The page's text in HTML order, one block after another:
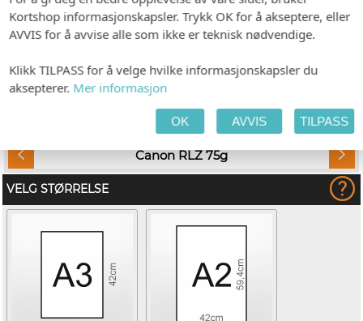
Når du laster opp PDF her vil den splittes i enkeltsider, deretter vil det
genereres produkter i handlekurven, ett produkt per enkeltside.
antall per produktlinje.
Innstillingene du gjør i dette produktet blir med til de andre produktene,
men størrelsen hentes automatisk hvis kurant.
Canon RLZ 75g
VELG STØRRELSE
Kortshop informasjonskapsler. Trykk OK for å akseptere, eller
AVVIS for å avvise alle som ikke er teknisk nødvendige.
Klikk TILPASS for å velge hvilke informasjonskapsler du
aksepterer. Mer informasjon
OK AVVIS TILPASS